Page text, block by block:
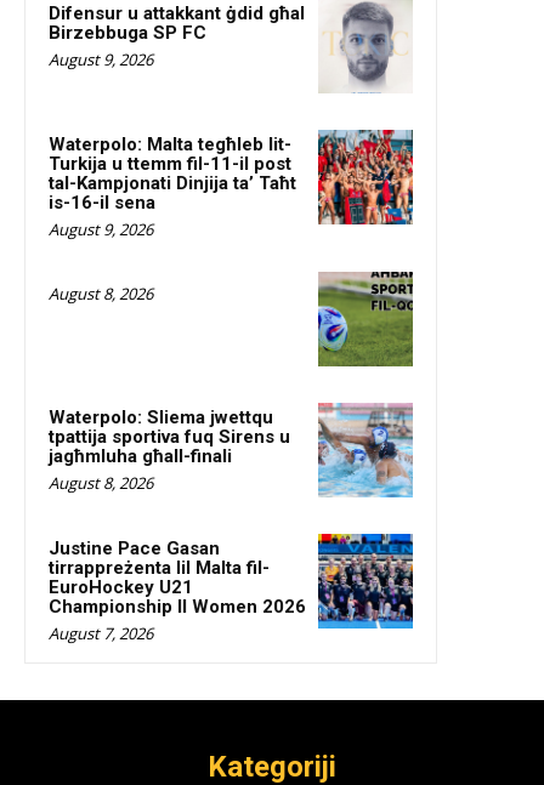
Difensur u attakkant ġdid għal
Birzebbuga SP FC
August 9, 2026
Waterpolo: Malta tegħleb lit-
Turkija u ttemm fil-11-il post
tal-Kampjonati Dinjija ta’ Taħt
is-16-il sena
August 9, 2026
August 8, 2026
Waterpolo: Sliema jwettqu
tpattija sportiva fuq Sirens u
jagħmluha għall-finali
August 8, 2026
Justine Pace Gasan
tirrappreżenta lil Malta fil-
EuroHockey U21
Championship II Women 2026
August 7, 2026
Kategoriji